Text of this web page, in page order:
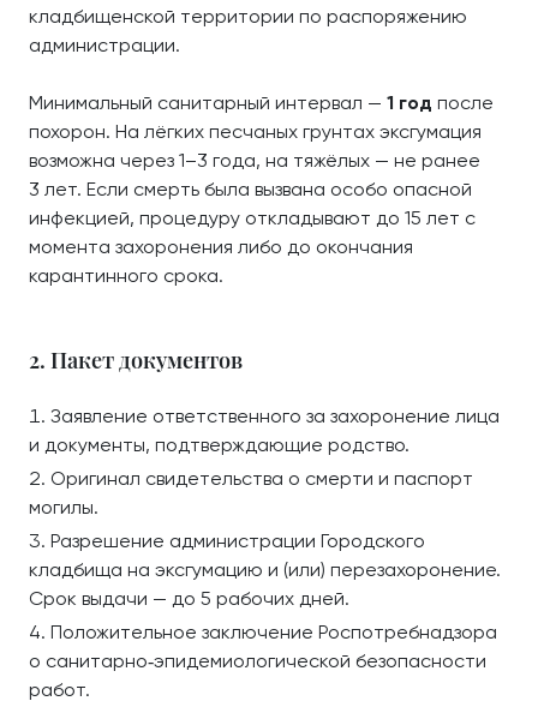
кладбищенской территории по распоряжению
администрации.
Минимальный санитарный интервал — 1 год после
похорон. На лёгких песчаных грунтах эксгумация
возможна через 1–3 года, на тяжёлых — не ранее
3 лет. Если смерть была вызвана особо опасной
инфекцией, процедуру откладывают до 15 лет с
момента захоронения либо до окончания
карантинного срока.
2. Пакет документов
Заявление ответственного за захоронение лица
и документы, подтверждающие родство.
Оригинал свидетельства о смерти и паспорт
могилы.
Разрешение администрации Городского
кладбища на эксгумацию и (или) перезахоронение.
Срок выдачи — до 5 рабочих дней.
Положительное заключение Роспотребнадзора
о санитарно‑эпидемиологической безопасности
работ.